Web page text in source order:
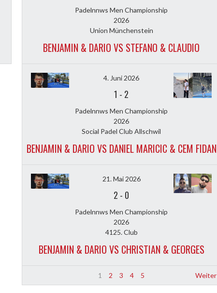
Padelnnws Men Championship
2026
Union Münchenstein
BENJAMIN & DARIO VS STEFANO & CLAUDIO
4. Juni 2026
1 - 2
Padelnnws Men Championship
2026
Social Padel Club Allschwil
BENJAMIN & DARIO VS DANIEL MARICIC & CEM FIDAN
21. Mai 2026
2 - 0
Padelnnws Men Championship
2026
4125. Club
BENJAMIN & DARIO VS CHRISTIAN & GEORGES
1 2 3 4 5 Weiter